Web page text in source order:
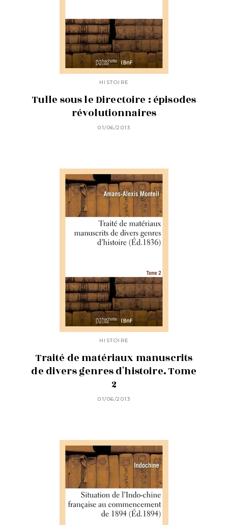
HISTOIRE
Tulle sous le Directoire : épisodes
révolutionnaires
01/06/2013
HISTOIRE
Traité de matériaux manuscrits
de divers genres d'histoire. Tome
2
01/06/2013